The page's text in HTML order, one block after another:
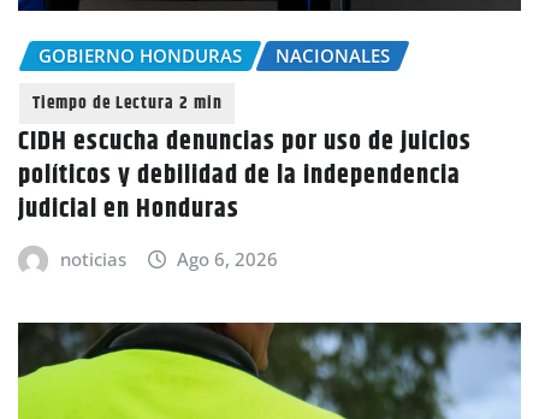
GOBIERNO HONDURAS NACIONALES
CIDH escucha denuncias por uso de juicios
políticos y debilidad de la independencia
judicial en Honduras
noticias Ago 6, 2026